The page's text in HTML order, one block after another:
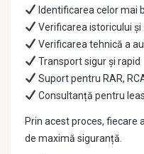
Identificarea celor mai
Verificarea istoricului
Verificarea tehnică a
Transport sigur și rapid
Suport pentru RAR,
Consultanță pentru
Prin acest proces, fiecare
de maximă siguranță.